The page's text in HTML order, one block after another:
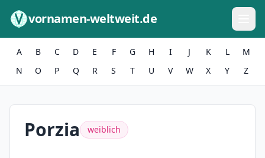
vornamen-weltweit.de
A B C D E F G H I J K L
M
N
O P Q R S T U V W X Y Z
Porzia weiblich